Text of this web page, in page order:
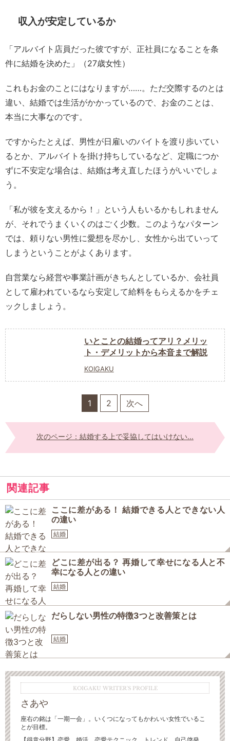
収入が安定しているか
「アルバイト店員だった彼ですが、正社員になることを条
件に結婚を決めた」（27歳女性）
これもお金のことにはなりますが……。ただ交際するのとは
違い、結婚では生活がかかっているので、お金のことは、
本当に大事なのです。
ですからたとえば、男性が日雇いのバイトを渡り歩いてい
るとか、アルバイトを掛け持ちしているなど、定職につか
ずに不安定な場合は、結婚は考え直したほうがいいでしょ
う。
「私が彼を支えるから！」という人もいるかもしれません
が、それでうまくいくのはごく少数。このようなパターン
では、頼りない男性に愛想を尽かし、女性から出ていって
しまうということがよくあります。
自営業なら経営や事業計画がきちんとしているか、会社員
として雇われているなら安定して給料をもらえるかをチェ
ックしましょう。
いとことの結婚ってアリ？メリッ
ト・デメリットから本音まで解説
KOIGAKU
1 2 次へ
次のページ：結婚する上で妥協してはいけない...
関連記事
ここに差がある！ 結婚できる人とできない人
の違い
結婚
どこに差が出る？ 再婚して幸せになる人と不
幸になる人との違い
結婚
だらしない男性の特徴3つと改善策とは
結婚
KOIGAKU WRITER'S PROFILE
さあや
座右の銘は「一期一会」。いくつになってもかわいい女性でいるこ
とが目標。